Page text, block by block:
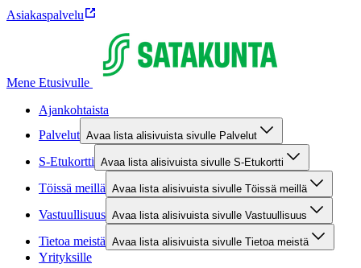
Asiakaspalvelu
Mene Etusivulle
Ajankohtaista
Palvelut Avaa lista alisivuista sivulle Palvelut
S-Etukortti Avaa lista alisivuista sivulle S-Etukortti
Töissä meillä Avaa lista alisivuista sivulle Töissä meillä
Vastuullisuus Avaa lista alisivuista sivulle Vastuullisuus
Tietoa meistä Avaa lista alisivuista sivulle Tietoa meistä
Yrityksille